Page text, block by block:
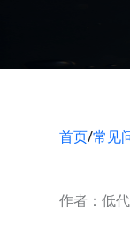
首页/常见
作者：低